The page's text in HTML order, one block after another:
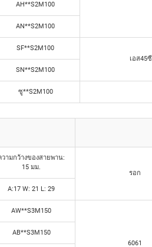
AH**S2M100
AN**S2M100
SF**S2M100
เอส45ซี
SN**S2M100
ซู**S2M100
วามกว้างของสายพาน:
15 มม.
รอก
A:17 W: 21 L: 29
AW**S3M150
6061
AB**S3M150